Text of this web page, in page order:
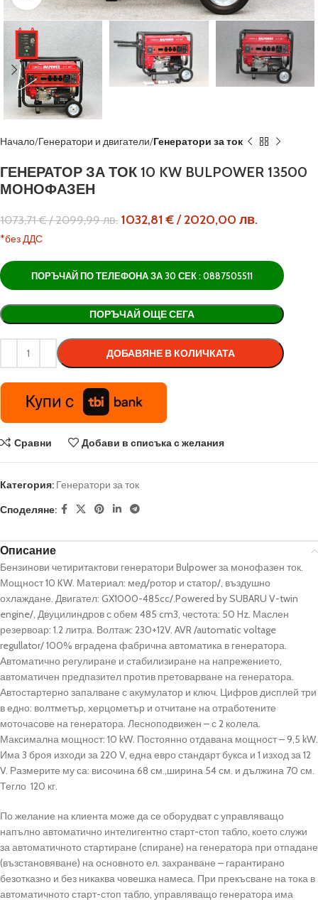
Начало Генератори и двигатели Генератори за ток
ГЕНЕРАТОР ЗА ТОК 10 KW BULPOWER 13500
МОНОФАЗЕН
1073,71€/2099,99лв. 1032,81€/2020,00 лв.
*без ДДС
ПОРЪЧАЙ ПО ТЕЛЕФОНА ЗА 30 СЕК : 0887505511
ПОРЪЧАЙ ОЩЕ СЕГА
ДОБАВЯНЕ В КОЛИЧКАТА
Alternative:
Сравни Добави в списъка с желания
Категория: Генератори за ток
Споделяне:
Описание
Бензинови четиритактови генератори Bulpower за монофазен ток.
Мощност 10 KW. Материал: мед/ротор и статор/, въздушно
охлаждане. Двигател: GX1000-485cc/.Powered by SUBARU V-twin
engine/, Двуцилиндров с обем 485 cm3, честота: 50 Hz. Маслен
резервоар: 1.2 литра. Волтаж: 230+12V. AVR /automatic voltage
regullator/ 100% вградена фабрична автоматика в генератора.
Автоматично регулиране и стабилизиране на напрежението,
автоматичен предпазител против претоварване на генератора.
Автостартерно запалване с акумулатор и ключ. Цифров дисплей три
в едно: волтметър, херцометър и отчитане на отработените
моточасове на генератора. Лесноподвижен – с 2 колела.
Максимална мощност: 10 kW. Постоянно отдавана мощност – 9,5 kW.
Има 3 броя изходи за 220 V, една евро стандарт букса и 1 изход за 12
V. Размерите му са: височина 68 см.,ширина 54 см. и дължина 70 см.
Тегло 120 кг.
По желание на клиента може да се оборудват с управляващо
напълно автоматично интелигентно старт-стоп табло, което служи
за автоматичното стартиране (спиране) на генератора при отпадане
(възстановяване) на основното ел. захранване – гарантирано
безотказно и без никаква човешка намеса. При прекъсване на тока в
автоматичното старт-стоп табло, управляващо генератора има